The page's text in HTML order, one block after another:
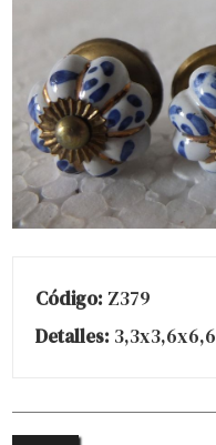
Código: Z379
Detalles: 3,3x3,6x6,6